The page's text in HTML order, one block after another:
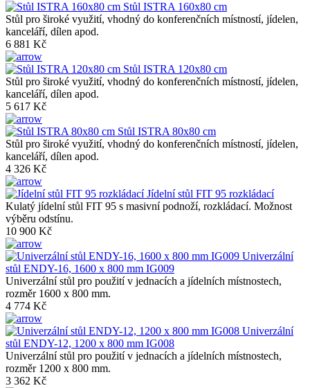
Stůl ISTRA 160x80 cm
Stůl pro široké využití, vhodný do konferenčních místností, jídelen,
kanceláří, dílen apod.
6 881 Kč
Stůl ISTRA 120x80 cm
Stůl pro široké využití, vhodný do konferenčních místností, jídelen,
kanceláří, dílen apod.
5 617 Kč
Stůl ISTRA 80x80 cm
Stůl pro široké využití, vhodný do konferenčních místností, jídelen,
kanceláří, dílen apod.
4 326 Kč
Jídelní stůl FIT 95 rozkládací
Kulatý jídelní stůl FIT 95 s masivní podnoží, rozkládací. Možnost
výběru odstínu.
10 900 Kč
Univerzální
stůl ENDY-16, 1600 x 800 mm IG009
Univerzální stůl pro použití v jednacích a jídelních místnostech,
rozměr 1600 x 800 mm.
4 774 Kč
Univerzální
stůl ENDY-12, 1200 x 800 mm IG008
Univerzální stůl pro použití v jednacích a jídelních místnostech,
rozměr 1200 x 800 mm.
3 362 Kč